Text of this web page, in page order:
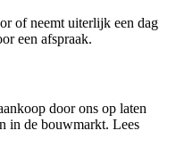
of neemt uiterlijk een dag
een afspraak.
door ons op laten
in de bouwmarkt. Lees